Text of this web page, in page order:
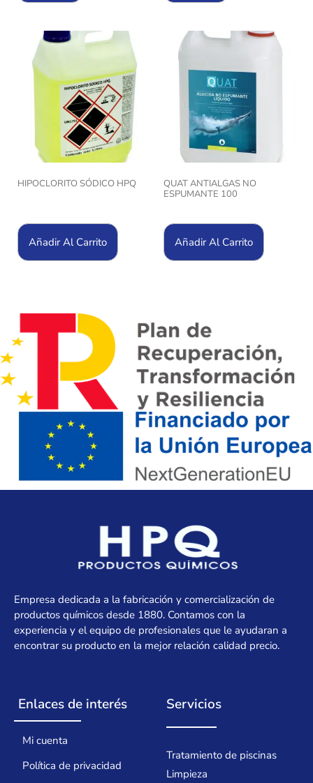
HIPOCLORITO SÓDICO HPQ
Añadir Al Carrito
QUAT ANTIALGAS NO
ESPUMANTE 100
Añadir Al Carrito
Empresa dedicada a la fabricación y comercialización de
productos químicos desde 1880. Contamos con la
experiencia y el equipo de profesionales que le ayudaran a
encontrar su producto en la mejor relación calidad precio.
Enlaces de interés
Mi cuenta
Política de privacidad
Servicios
Tratamiento de piscinas
Limpieza